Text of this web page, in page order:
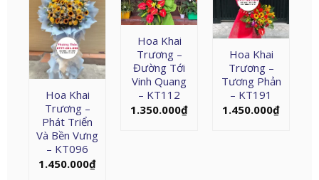
Hoa Khai
Trương –
Đường Tới
Vinh Quang
– KT112
1.350.000₫
Hoa Khai
Trương –
Tương Phản
– KT191
1.450.000₫
Hoa Khai
Trương –
Phát Triển
Và Bền Vưng
– KT096
1.450.000₫